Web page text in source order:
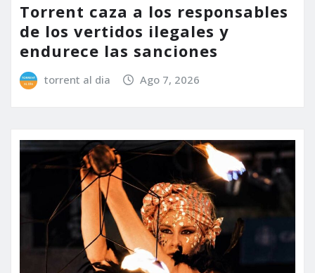
Torrent caza a los responsables
de los vertidos ilegales y
endurece las sanciones
torrent al dia Ago 7, 2026